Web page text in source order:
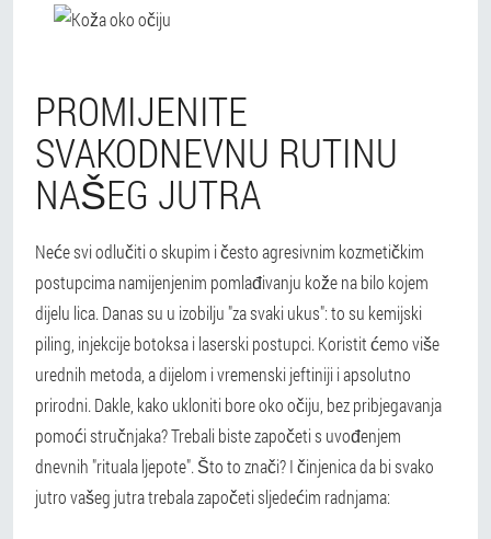
PROMIJENITE
SVAKODNEVNU RUTINU
NAŠEG JUTRA
Neće svi odlučiti o skupim i često agresivnim kozmetičkim
postupcima namijenjenim pomlađivanju kože na bilo kojem
dijelu lica. Danas su u izobilju "za svaki ukus": to su kemijski
piling, injekcije botoksa i laserski postupci. Koristit ćemo više
urednih metoda, a dijelom i vremenski jeftiniji i apsolutno
prirodni. Dakle, kako ukloniti bore oko očiju, bez pribjegavanja
pomoći stručnjaka? Trebali biste započeti s uvođenjem
dnevnih "rituala ljepote". Što to znači? I činjenica da bi svako
jutro vašeg jutra trebala započeti sljedećim radnjama: